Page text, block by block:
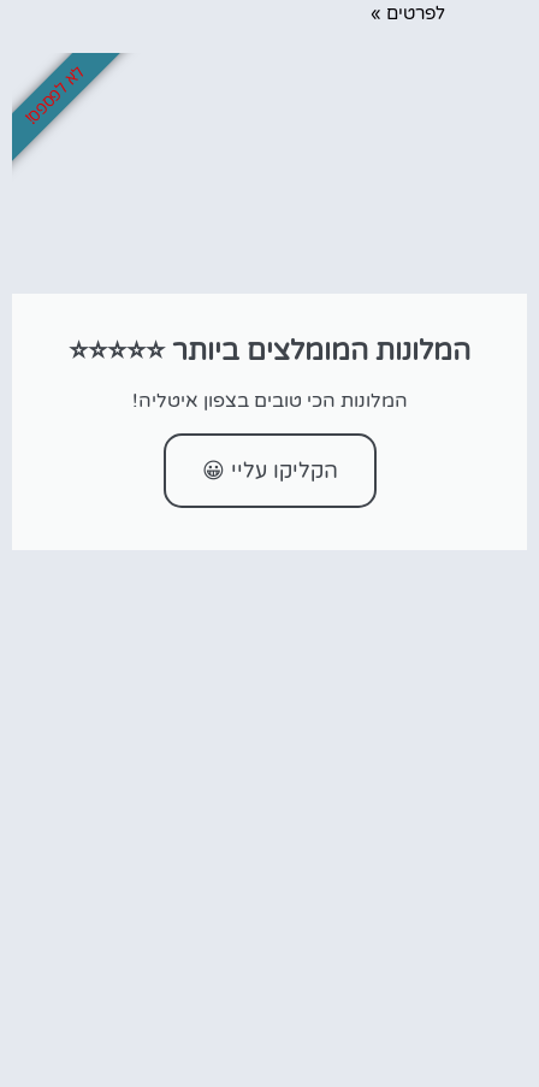
לפרטים »
המלונות המומלצים ביותר ⭐⭐⭐⭐⭐
המלונות הכי טובים בצפון איטליה!
הקליקו עליי 😀
לא לפספס!